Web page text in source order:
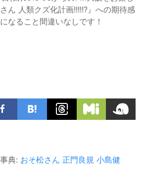
ん 人類クズ化計画!!!!!?』への期待感
なること間違いなしです！
典: おそ松さん 正門良規 小島健